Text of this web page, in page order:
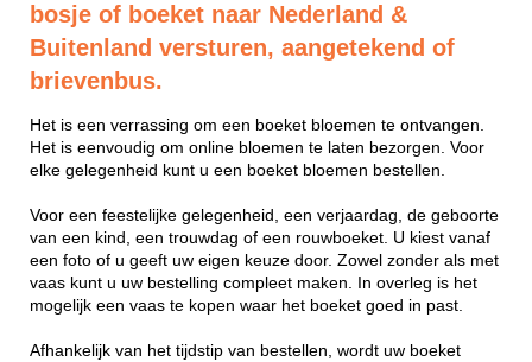
bosje of boeket naar Nederland &
Buitenland versturen, aangetekend of
brievenbus.
Het is een verrassing om een boeket bloemen te ontvangen.
Het is eenvoudig om online bloemen te laten bezorgen. Voor
elke gelegenheid kunt u een boeket bloemen bestellen.
Voor een feestelijke gelegenheid, een verjaardag, de geboorte
van een kind, een trouwdag of een rouwboeket. U kiest vanaf
een foto of u geeft uw eigen keuze door. Zowel zonder als met
vaas kunt u uw bestelling compleet maken. In overleg is het
mogelijk een vaas te kopen waar het boeket goed in past.
Afhankelijk van het tijdstip van bestellen, wordt uw boeket